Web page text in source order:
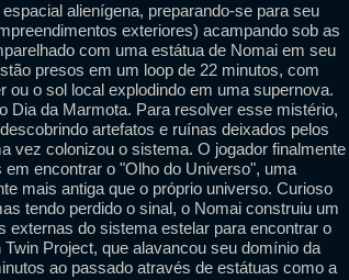
alienígena, preparando-se para seu
exteriores) acampando sob as
com uma estátua de Nomai em seu
presos em um loop de 22 minutos, com
o sol local explodindo em uma supernova.
Dia da Marmota. Para resolver esse mistério,
artefatos e ruínas deixados pelos
vez colonizou o sistema. O jogador finalmente
encontrar o "Olho do Universo", uma
mais antiga que o próprio universo. Curioso
tendo perdido o sinal, o Nomai construiu um
externas do sistema estelar para encontrar o
Project, que alavancou seu domínio da
ao passado através de estátuas como a